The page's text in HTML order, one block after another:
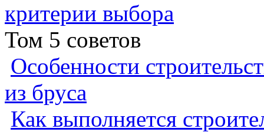
критерии выбора
Том 5 советов
Особенности
из бруса
Как выполняется